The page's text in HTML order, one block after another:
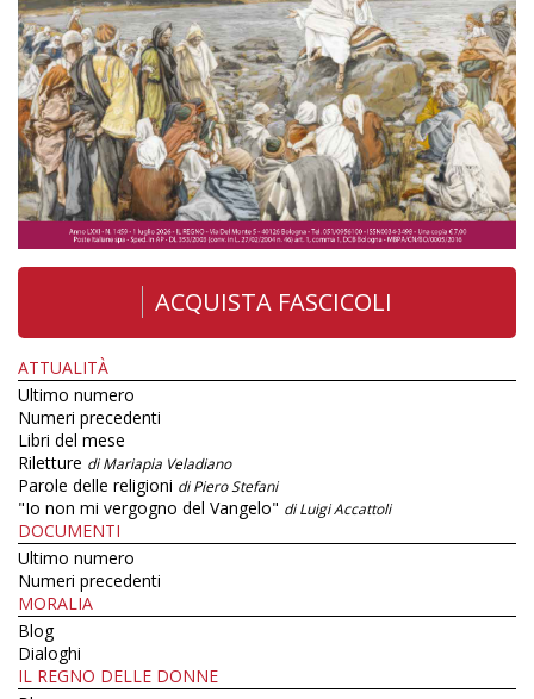
ACQUISTA FASCICOLI
ATTUALITÀ
Ultimo numero
Numeri precedenti
Libri del mese
Riletture di Mariapia Veladiano
Parole delle religioni di Piero Stefani
"Io non mi vergogno del Vangelo" di Luigi Accattoli
DOCUMENTI
Ultimo numero
Numeri precedenti
MORALIA
Blog
Dialoghi
IL REGNO DELLE DONNE